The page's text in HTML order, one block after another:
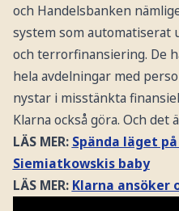
och Handelsbanken
system som
och terrorfinansiering. De
hela avdelningar med
nystar i misstänkta
Klarna också göra. Och det
LÄS MER: Spända läget
Siemiatkowskis baby
LÄS MER: Klarna ansöker